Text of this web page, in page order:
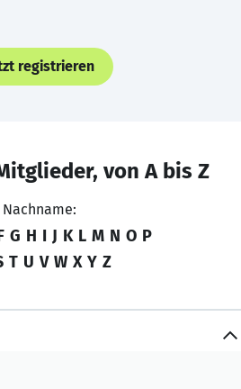
registrieren
von A bis Z
Nachname:
G H I J K L M N O P
T U V W X Y Z